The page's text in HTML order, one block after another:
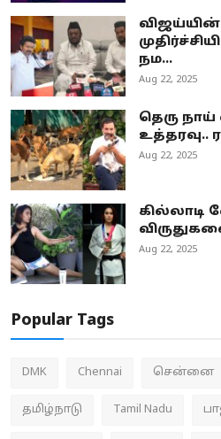
விஜய்யின்
நம...
Aug 22, 2025
தெரு நாய்
உத்தரவு..
Aug 22, 2025
கில்லாடி
Aug 22, 2025
Popular Tags
DMK Chennai சென்னை
தமிழ்நாடு Tamil Nadu